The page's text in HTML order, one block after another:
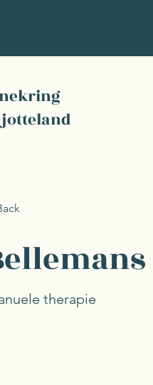
therapie